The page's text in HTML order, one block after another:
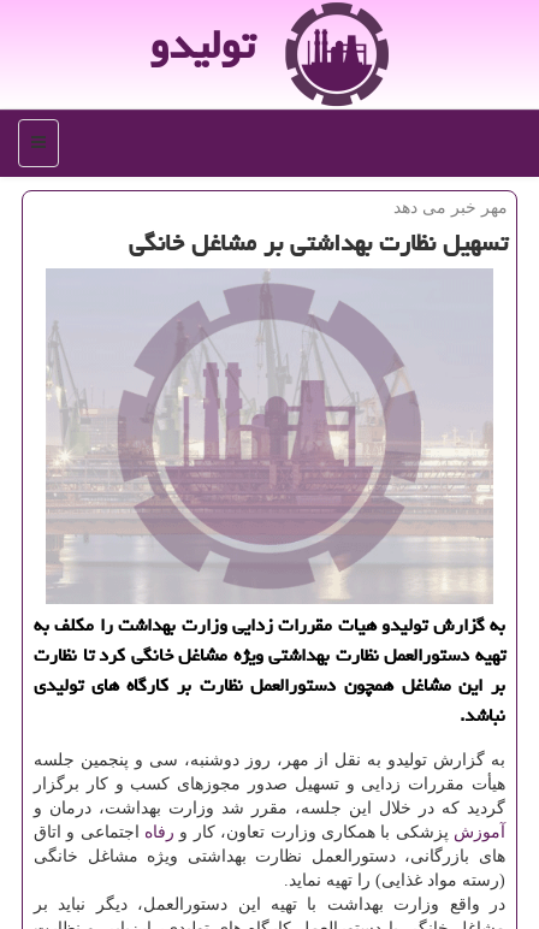
تولیدو
منو
مهر خبر می دهد
تسهیل نظارت بهداشتی بر مشاغل خانگی
به گزارش تولیدو هیات مقررات زدایی وزارت بهداشت را مكلف به
تهیه دستورالعمل نظارت بهداشتی ویژه مشاغل خانگی كرد تا نظارت
بر این مشاغل همچون دستورالعمل نظارت بر كارگاه های تولیدی
نباشد.
به گزارش تولیدو به نقل از مهر، روز دوشنبه، سی و پنجمین جلسه
هیأت مقررات زدایی و تسهیل صدور مجوزهای كسب و كار برگزار
گردید كه در خلال این جلسه، مقرر شد وزارت بهداشت، درمان و
آموزش پزشكی با همكاری وزارت تعاون، كار و رفاه اجتماعی و اتاق
های بازرگانی، دستورالعمل نظارت بهداشتی ویژه مشاغل خانگی
(رسته مواد غذایی) را تهیه نماید.
در واقع وزارت بهداشت با تهیه این دستورالعمل، دیگر نباید بر